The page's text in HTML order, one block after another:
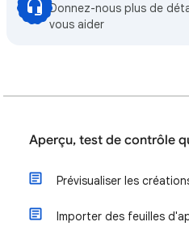
Donnez-nous plus de
vous aider
Aperçu, test de contrôle
Prévisualiser les
Importer des feuilles